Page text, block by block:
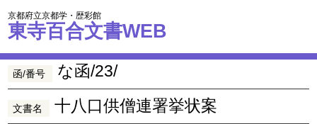
京都府立京都学・歴彩館
東寺百合文書WEB
函/番号 な函/23/
文書名 十八口供僧連署挙状案